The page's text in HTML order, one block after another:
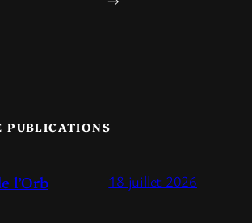
PUBLICATIONS
l’Orb 18 juillet 2026